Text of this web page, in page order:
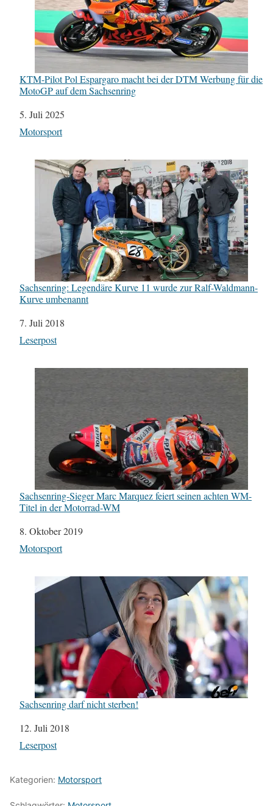
KTM-Pilot Pol Espargaro macht bei der DTM Werbung für die
MotoGP auf dem Sachsenring
Datum
5. Juli 2025
In Bezug auf
Motorsport
Sachsenring: Legendäre Kurve 11 wurde zur Ralf-Waldmann-
Kurve umbenannt
Datum
7. Juli 2018
In Bezug auf
Leserpost
Sachsenring-Sieger Marc Marquez feiert seinen achten WM-
Titel in der Motorrad-WM
Datum
8. Oktober 2019
In Bezug auf
Motorsport
Sachsenring darf nicht sterben!
Datum
12. Juli 2018
In Bezug auf
Leserpost
Kategorien: Motorsport